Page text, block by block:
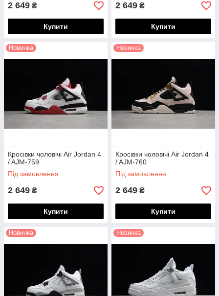
2 649 ₴
Купити
2 649 ₴
Купити
Новинка
Кросівки чоловічі Air Jordan 4
/ AJM-759
Під замовлення
2 649 ₴
Купити
Новинка
Кросівки чоловічі Air Jordan 4
/ AJM-760
Під замовлення
2 649 ₴
Купити
Новинка Новинка